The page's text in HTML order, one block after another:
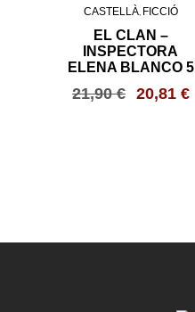
CASTELLÀ, FICCIÓ
EL CLAN –
INSPECTORA
ELENA BLANCO 5
21,90€ 20,81 €